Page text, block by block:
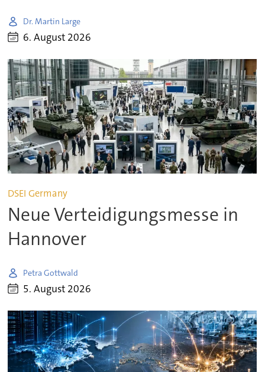
Dr. Martin Large
6. August 2026
DSEI Germany
Neue Verteidigungsmesse in
Hannover
Petra Gottwald
5. August 2026